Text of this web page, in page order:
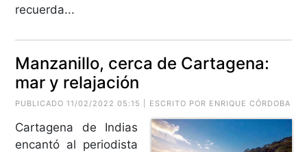
recuerda...
Manzanillo, cerca de Cartagena:
mar y relajación
PUBLICADO 11/02/2022 05:15 | ESCRITO POR ENRIQUE CÓRDOBA
Cartagena de Indias
encantó al periodista